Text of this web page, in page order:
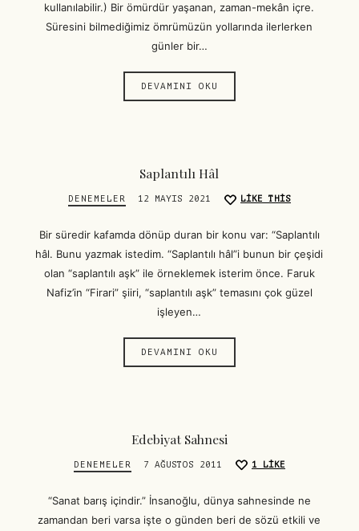
kullanılabilir.) Bir ömürdür yaşanan, zaman-mekân içre.
Süresini bilmediğimiz ömrümüzün yollarında ilerlerken
günler bir…
DEVAMINI OKU
Saplantılı Hâl
DENEMELER 12 MAYIS 2021 LIKE THIS
Bir süredir kafamda dönüp duran bir konu var: “Saplantılı
hâl. Bunu yazmak istedim. “Saplantılı hâl”i bunun bir çeşidi
olan “saplantılı aşk” ile örneklemek isterim önce. Faruk
Nafiz’in “Firari” şiiri, “saplantılı aşk” temasını çok güzel
işleyen…
DEVAMINI OKU
Edebiyat Sahnesi
DENEMELER 7 AĞUSTOS 2011 1 LIKE
“Sanat barış içindir.” İnsanoğlu, dünya sahnesinde ne
zamandan beri varsa işte o günden beri de sözü etkili ve